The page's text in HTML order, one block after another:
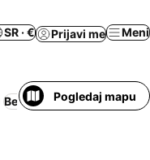
SR · € Prijavi me Meni
Besplatno otkazivanje
Pogledaj mapu